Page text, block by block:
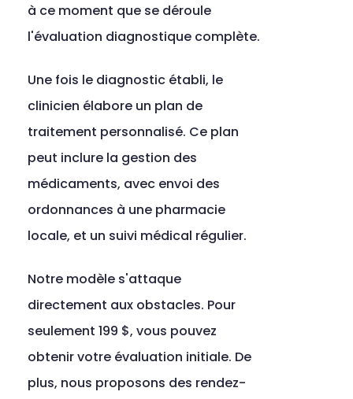
à ce moment que se déroule
l'évaluation diagnostique complète.
Une fois le diagnostic établi, le
clinicien élabore un plan de
traitement personnalisé. Ce plan
peut inclure la gestion des
médicaments, avec envoi des
ordonnances à une pharmacie
locale, et un suivi médical régulier.
Notre modèle s'attaque
directement aux obstacles. Pour
seulement 199 $, vous pouvez
obtenir votre évaluation initiale. De
plus, nous proposons des rendez-